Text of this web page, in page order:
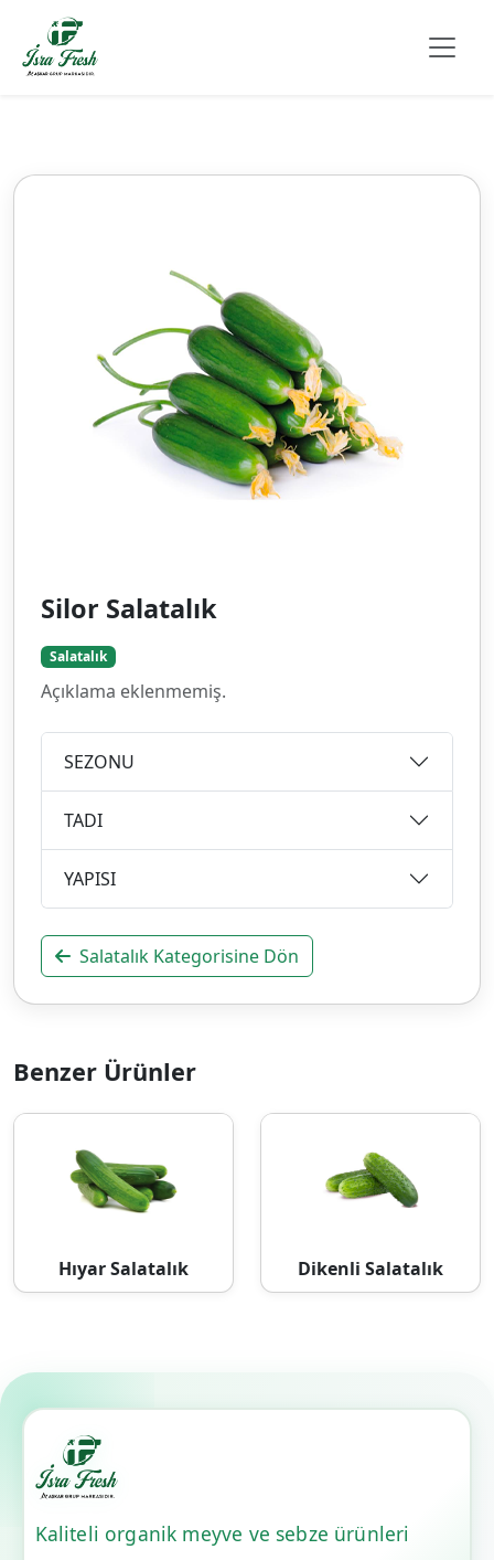
Silor Salatalık
Salatalık
Açıklama eklenmemiş.
SEZONU
TADI
YAPISI
Salatalık Kategorisine Dön
Benzer Ürünler
Hıyar Salatalık Dikenli Salatalık
Kaliteli organik meyve ve sebze ürünleri